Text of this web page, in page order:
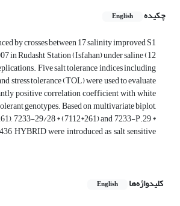
چکیده
English
by crosses between 17 salinity improved S1
in Rudasht Station (Isfahan) under saline (12
Five salt tolerance indices including
stress tolerance (TOL) were used to evaluate
positive correlation coefficient with white
genotypes. Based on multivariate biplot,
7233-29/28 * (7112*261) and 7233-P.29 *
HYBRID were introduced as salt sensitive
کلیدواژه‌ها English